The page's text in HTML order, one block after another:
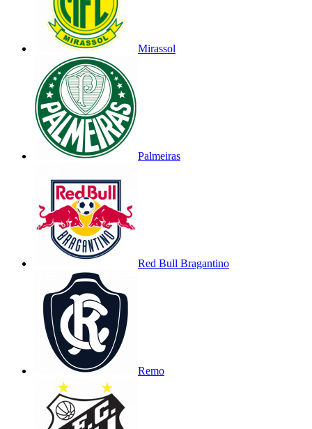
Mirassol
Palmeiras
Red Bull Bragantino
Remo